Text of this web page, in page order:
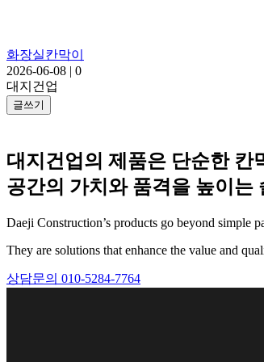
화장실칸막이
2026-06-08 | 0
대지건업
글쓰기
대지건업의 제품은 단순한 칸
공간의 가치와 품격을 높이는
Daeji Construction’s products go beyond simple
They are solutions that enhance the value and
상담문의 010-5284-7764